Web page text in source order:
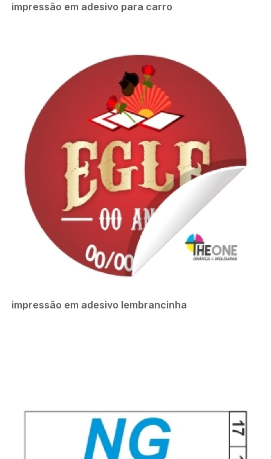
impressão em adesivo para carro
impressão em adesivo lembrancinha